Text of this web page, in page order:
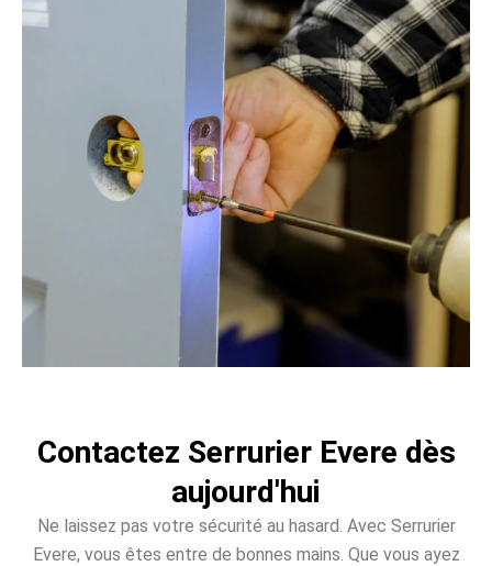
Contactez Serrurier Evere dès
aujourd'hui
Ne laissez pas votre sécurité au hasard. Avec Serrurier
Evere, vous êtes entre de bonnes mains. Que vous ayez